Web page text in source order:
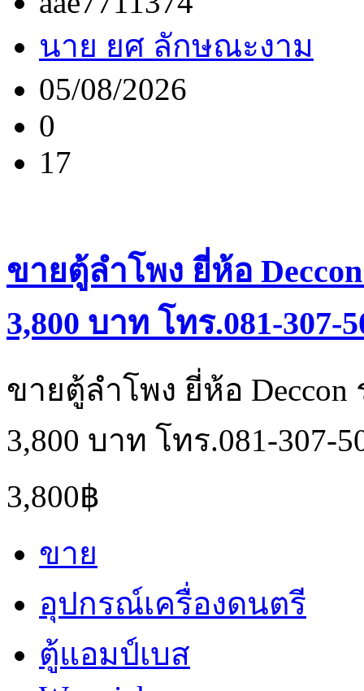
นาย ยศ ลักษณะงาม
05/08/2026
0
17
ขายตู้ลำโพง ยี่ห้อ
3,800 บาท โทร.081-307-
ขายตู้ลำโพง ยี่ห้อ
3,800 บาท โทร.081-307-
3,800฿
ขาย
อุปกรณ์เครื่องดนตรี
ตู้แอมป์เบส